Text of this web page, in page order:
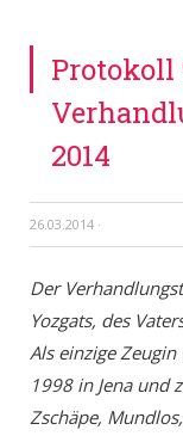
Protokoll
2014
26.03.2014 ·
Der
Yozgats, des
Als einzige
1998 in Jena und
Zschäpe,